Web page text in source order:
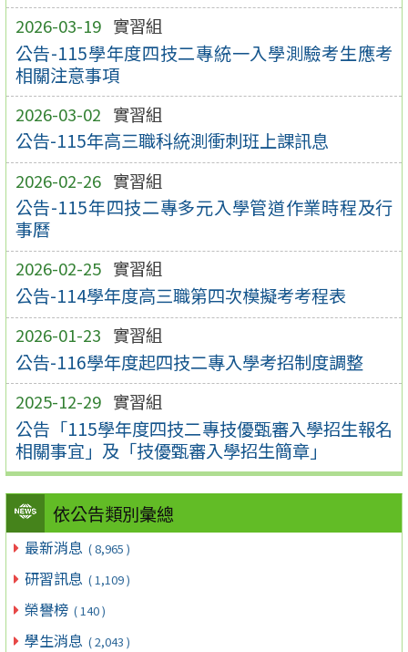
2026-03-19 實習組
公告-115學年度四技二專統一入學測驗考生應考
相關注意事項
2026-03-02 實習組
公告-115年高三職科統測衝刺班上課訊息
2026-02-26 實習組
公告-115年四技二專多元入學管道作業時程及行
事曆
2026-02-25 實習組
公告-114學年度高三職第四次模擬考考程表
2026-01-23 實習組
公告-116學年度起四技二專入學考招制度調整
2025-12-29 實習組
公告「115學年度四技二專技優甄審入學招生報名
相關事宜」及「技優甄審入學招生簡章」
依公告類別彙總
最新消息 ( 8,965 )
研習訊息 ( 1,109 )
榮譽榜 ( 140 )
學生消息 ( 2,043 )